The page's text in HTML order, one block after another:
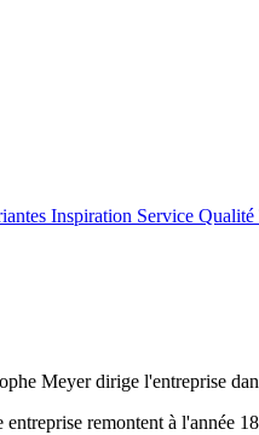
Inspiration Service Qualité
Meyer dirige l'entreprise
entreprise remontent à l'année